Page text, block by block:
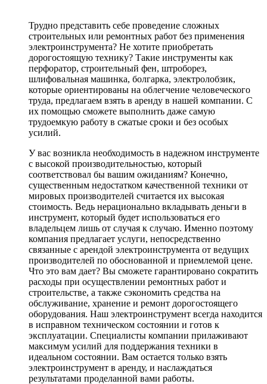
Трудно представить себе проведение сложных
строительных или ремонтных работ без применения
электроинструмента? Не хотите приобретать
дорогостоящую технику? Такие инструменты как
перфоратор, строительный фен, штроборез,
шлифовальная машинка, болгарка, электролобзик,
которые ориентированы на облегчение человеческого
труда, предлагаем взять в аренду в нашей компании. С
их помощью сможете выполнить даже самую
трудоемкую работу в сжатые сроки и без особых
усилий.
У вас возникла необходимость в надежном инструменте
с высокой производительностью, который
соответствовал бы вашим ожиданиям? Конечно,
существенным недостатком качественной техники от
мировых производителей считается их высокая
стоимость. Ведь нерационально вкладывать деньги в
инструмент, который будет использоваться его
владельцем лишь от случая к случаю. Именно поэтому
компания предлагает услуги, непосредственно
связанные с арендой электроинструмента от ведущих
производителей по обоснованной и приемлемой цене.
Что это вам дает? Вы сможете гарантировано сократить
расходы при осуществлении ремонтных работ и
строительстве, а также сэкономить средства на
обслуживание, хранение и ремонт дорогостоящего
оборудования. Наш электроинструмент всегда находится
в исправном техническом состоянии и готов к
эксплуатации. Специалисты компании прилаживают
максимум усилий для поддержания техники в
идеальном состоянии. Вам остается только взять
электроинструмент в аренду, и наслаждаться
результатами проделанной вами работы.